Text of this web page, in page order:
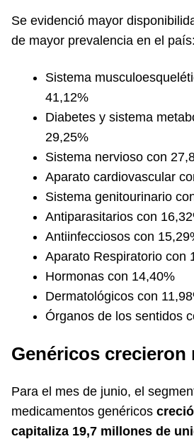
Se evidenció mayor
de mayor prevalencia en el país:
Sistema
41,12%
Diabetes y sistema
29,25%
Sistema nervioso con
Aparato cardiovascular
Sistema genitourinario
Antiparasitarios con
Antiinfecciosos con
Aparato Respiratorio con
Hormonas con 14,40%
Dermatológicos con
Órganos de los sentidos
Genéricos crecieron
Para el mes de junio, el
medicamentos genéricos
capitaliza 19,7 millones de